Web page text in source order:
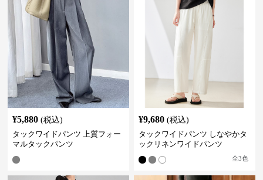
¥5,880 (税込)
タックワイドパンツ 上質フォー
マルタックパンツ
¥9,680 (税込)
タックワイドパンツ しなやかタ
ックリネンワイドパンツ
全3色